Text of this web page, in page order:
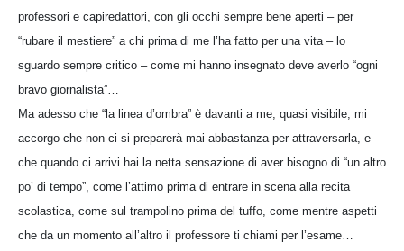
professori e capiredattori, con gli occhi sempre bene aperti – per
“rubare il mestiere” a chi prima di me l’ha fatto per una vita – lo
sguardo sempre critico – come mi hanno insegnato deve averlo “ogni
bravo giornalista”…
Ma adesso che “la linea d’ombra” è davanti a me, quasi visibile, mi
accorgo che non ci si preparerà mai abbastanza per attraversarla, e
che quando ci arrivi hai la netta sensazione di aver bisogno di “un altro
po’ di tempo”, come l’attimo prima di entrare in scena alla recita
scolastica, come sul trampolino prima del tuffo, come mentre aspetti
che da un momento all’altro il professore ti chiami per l’esame…